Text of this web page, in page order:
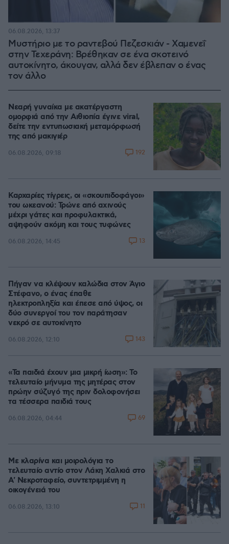
Μυστήριο με το ραντεβού Πεζεσκιάν - Χαμενεΐ
στην Τεχεράνη: Βρέθηκαν σε ένα σκοτεινό
αυτοκίνητο, άκουγαν, αλλά δεν έβλεπαν ο ένας
τον άλλο
06.08.2026, 13:37
Νεαρή γυναίκα με ακατέργαστη
ομορφιά από την Αιθιοπία έγινε viral,
δείτε την εντυπωσιακή μεταμόρφωσή
της από μακιγιέρ
06.08.2026, 09:18 192
Καρχαρίες τίγρεις, οι «σκουπιδοφάγοι»
του ωκεανού: Τρώνε από αχινούς
μέχρι γάτες και προφυλακτικά,
αψηφούν ακόμη και τους τυφώνες
06.08.2026, 14:45 13
Πήγαν να κλέψουν καλώδια στον Άγιο
Στέφανο, ο ένας έπαθε
ηλεκτροπληξία και έπεσε από ύψος, οι
δύο συνεργοί του τον παράτησαν
νεκρό σε αυτοκίνητο
06.08.2026, 12:10 143
«Τα παιδιά έχουν μια μικρή ίωση»: Το
τελευταίο μήνυμα της μητέρας στον
πρώην σύζυγό της πριν δολοφονήσει
τα τέσσερα παιδιά τους
06.08.2026, 04:44 69
Με κλαρίνα και μοιρολόγια το
τελευταίο αντίο στον Λάκη Χαλκιά στο
A' Νεκροταφείο, συντετριμμένη η
οικογένειά του
06.08.2026, 13:10 11